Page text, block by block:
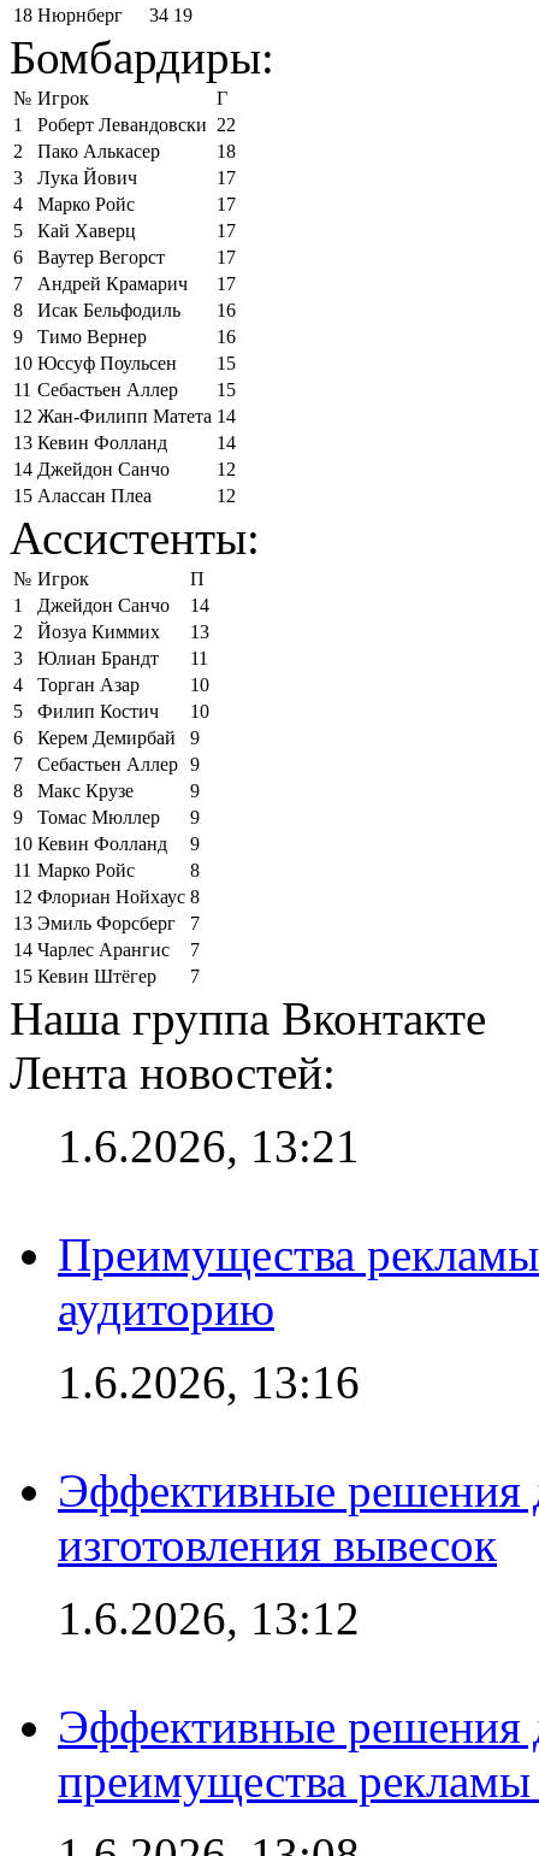
18 Нюрнберг 34 19
Бомбардиры:
№ Игрок
Г
1
Роберт Левандовски 22
2
Пако Алькасер
18
3
Лука Йович
17
4
Марко Ройс
17
5
Кай Хаверц
17
6
Ваутер Вегорст
17
7
Андрей Крамарич
17
8
Исак Бельфодиль
16
9
Тимо Вернер
16
10 Юссуф Поульсен
15
11 Себастьен Аллер
15
12 Жан-Филипп Матета 14
13 Кевин Фолланд
14
14 Джейдон Санчо
12
15 Алассан Плеа 12
Ассистенты:
№ Игрок
П
1
Джейдон Санчо
14
2
Йозуа Киммих
13
3
Юлиан Брандт
11
4
Торган Азар
10
5
Филип Костич
10
6
Керем Демирбай
9
7
Себастьен Аллер 9
8
Макс Крузе
9
9
Томас Мюллер
9
10 Кевин Фолланд
9
11 Марко Ройс
8
12 Флориан Нойхаус 8
13 Эмиль Форсберг
7
14 Чарлес Арангис
7
15 Кевин Штёгер 7
Наша группа Вконтакте
Лента новостей:
1.6.2026, 13:21
Преимущества
аудиторию
1.6.2026, 13:16
Эффективные решения
изготовления вывесок
1.6.2026, 13:12
Эффективные решения
преимущества рекламы